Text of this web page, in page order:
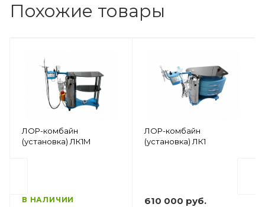
Похожие товары
ЛОР-комбайн
(установка) ЛК1М
В НАЛИЧИИ
ЛОР-комбайн
(установка) ЛК1
610 000 руб.